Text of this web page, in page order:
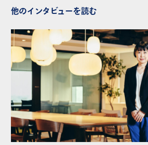
他のインタビューを読む